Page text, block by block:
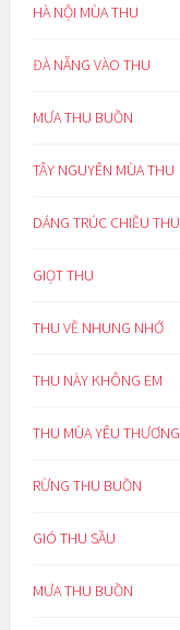
HÀ NỘI MÙA THU
ĐÀ NẴNG VÀO THU
MƯA THU BUỒN
TÂY NGUYÊN MÙA THU
DÁNG TRÚC CHIỀU THU
GIỌT THU
THU VỀ NHUNG NHỚ
THU NÀY KHÔNG EM
THU MÙA YÊU THƯƠNG
RỪNG THU BUỒN
GIÓ THU SẦU
MƯA THU BUỒN